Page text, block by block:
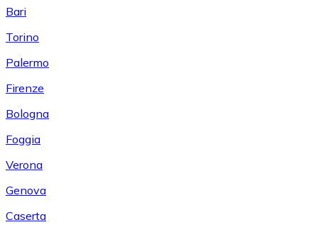
Bari
Torino
Palermo
Firenze
Bologna
Foggia
Verona
Genova
Caserta